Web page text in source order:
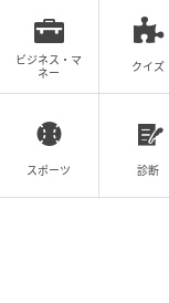
タワマンは
タワーマンショ
断すると、後悔
共用サービスは
ビジネス・マ
ネー
クイズ
スポーツ 診断